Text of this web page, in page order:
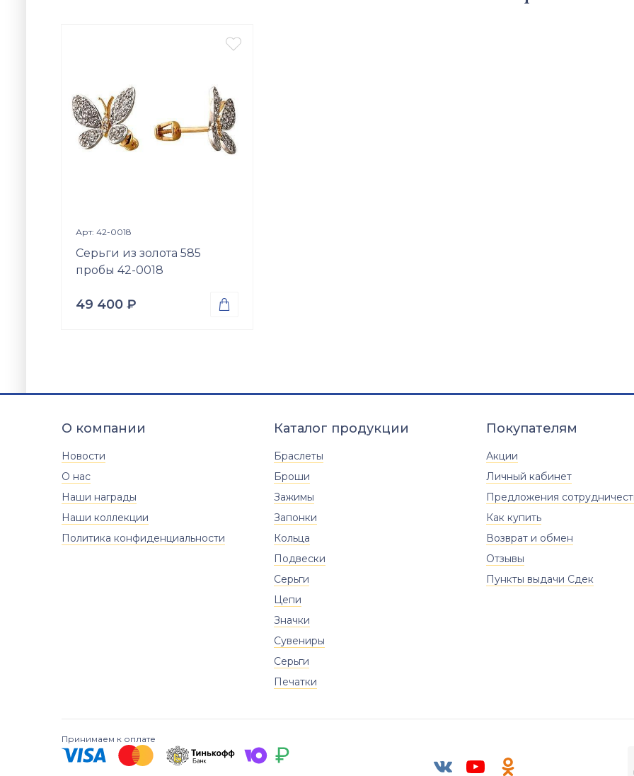

Арт: 42-0018
Серьги из золота 585
пробы 42-0018
49 400 ₽ 
Вставки
Размер
О компании
Новости
О нас
Наши награды
Наши коллекции
Политика конфиденциальности
Каталог продукции
Браслеты
Броши
Зажимы
Запонки
Кольца
Подвески
Серьги
Цепи
Значки
Сувениры
Серьги
Печатки
Покупателям
Акции
Личный кабинет
Предложения
Как купить
Возврат и обмен
Отзывы
Пункты выдачи Сдек
Принимаем к оплате